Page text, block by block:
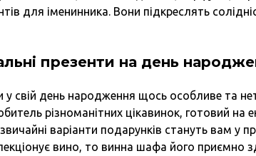
для іменинника. Вони підкреслять
презенти на день
у свій день народження щось особливе та
різноманітних цікавинок, готовий на
варіанти подарунків стануть вам у
вино, то винна шафа його приємно